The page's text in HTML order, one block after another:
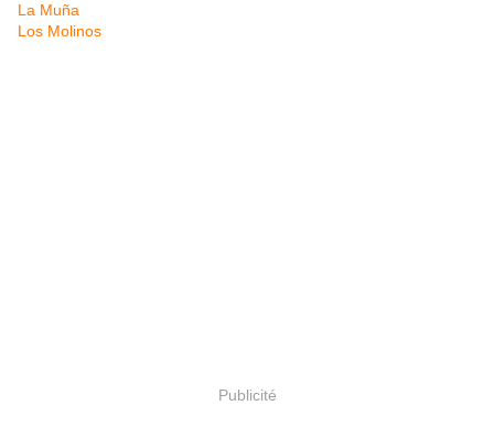
La Muña
Los Molinos
Publicité